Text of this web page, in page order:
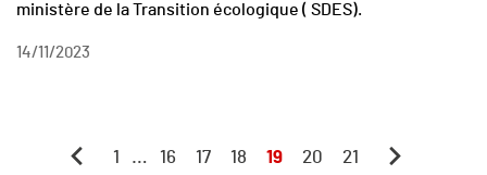
ministère de la Transition écologique ( SDES).
14/11/2023
1 … 16 17 18 19 20 21